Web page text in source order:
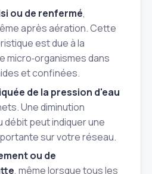
ou de renfermé,
après aération. Cette
est due à la
micro‑organismes dans
et confinées.
de la pression d'eau
Une diminution
débit peut indiquer une
sur votre réseau.
ou de
, même lorsque tous les